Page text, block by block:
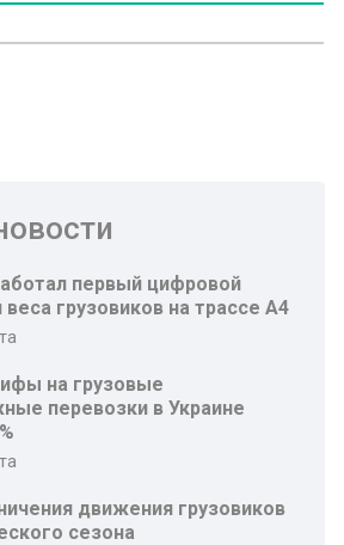
первый цифровой
веса грузовиков на трассе A4
на грузовые
перевозки в Украине
движения грузовиков
сезона